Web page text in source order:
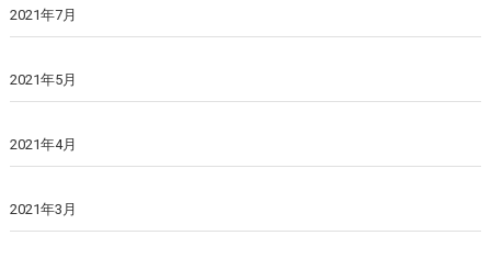
2021年7月
2021年5月
2021年4月
2021年3月